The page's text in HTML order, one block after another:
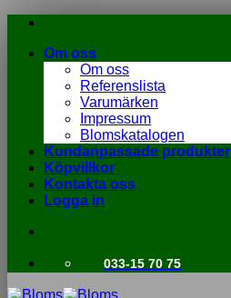
Skip
contentOm oss
Om oss
Referenslista
Varumärken
Impressum
Blomskatalogen
Kundanpassade produkter
Köpvillkor
Kontakta oss
Logga in
033-15 70 75